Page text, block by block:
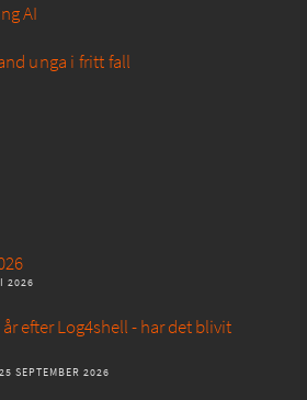
AI
unga i fritt fall
2026
efter Log4shell - har det blivit
SEPTEMBER 2026